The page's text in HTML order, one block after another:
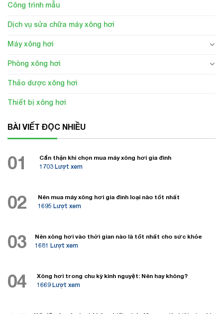
Công trình mẫu
Dịch vụ sửa chữa máy xông hơi
Máy xông hơi
Phòng xông hơi
Thảo dược xông hơi
Thiết bị xông hơi
BÀI VIẾT ĐỌC NHIỀU
01
Cẩn thận khi chọn mua máy xông hơi gia đình
1703 Lượt xem
02
Nên mua máy xông hơi gia đình loại nào tốt nhất
1695 Lượt xem
03
Nên xông hơi vào thời gian nào là tốt nhất cho sức khỏe
1681 Lượt xem
04
Xông hơi trong chu kỳ kinh nguyệt: Nên hay không?
1669 Lượt xem